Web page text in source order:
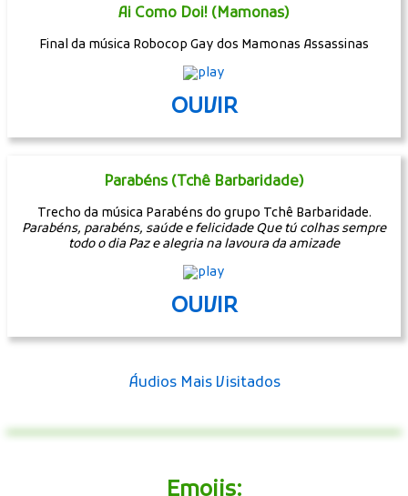
Ai Como Doi! (Mamonas)
Final da música Robocop Gay dos Mamonas Assassinas
OUVIR
Parabéns (Tchê Barbaridade)
Trecho da música Parabéns do grupo Tchê Barbaridade.
Parabéns, parabéns, saúde e felicidade Que tú colhas sempre
todo o dia Paz e alegria na lavoura da amizade
OUVIR
Áudios Mais Visitados
Emojis: